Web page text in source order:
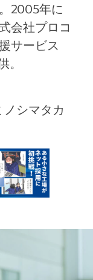
2005年に
会社プロコ
サービス
。
シマタカ